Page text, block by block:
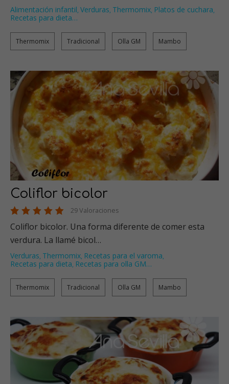
Alimentación infantil, Verduras, Thermomix, Platos de cuchara,
Recetas para dieta…
Thermomix Tradicional Olla GM Mambo
Coliflor bicolor
29 Valoraciones
Coliflor bicolor. Una forma diferente de comer esta
verdura. La llamé bicol…
Verduras, Thermomix, Recetas para el varoma,
Recetas para dieta, Recetas para olla GM…
Thermomix Tradicional Olla GM Mambo